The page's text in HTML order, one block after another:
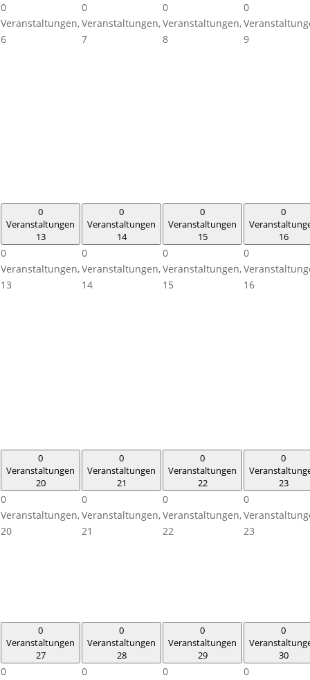
0
Veranstaltungen,
6
0
Veranstaltungen,
7
0
Veranstaltungen,
8
0
9
0
Veranstaltungen
13
0
Veranstaltungen,
13
0
Veranstaltungen
14
0
Veranstaltungen,
14
0
Veranstaltungen
15
0
Veranstaltungen,
15
0
16
0
16
0
Veranstaltungen
20
0
Veranstaltungen,
20
0
Veranstaltungen
21
0
Veranstaltungen,
21
0
Veranstaltungen
22
0
Veranstaltungen,
22
0
23
0
23
0
Veranstaltungen
27
0
0
Veranstaltungen
28
0
0
Veranstaltungen
29
0
0
30
0